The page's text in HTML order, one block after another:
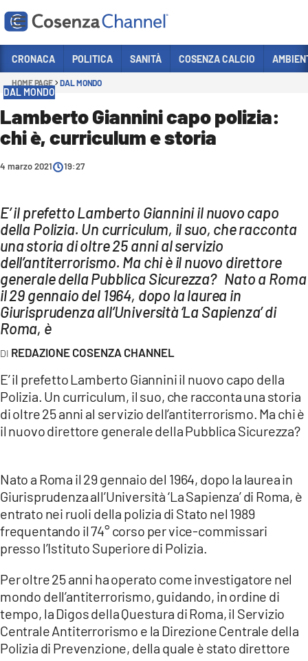
Sezioni
POLITICA
ITALIA MONDO
SANITÀ
SPORT
CULTURA
AMBIENTE
Streaming
LAC NETWORK
LAC ONAIR
LACPLAY.IT
LACTV.IT
LACONAIR.IT
ILREGGINO.IT
COSENZACHANNEL.IT
ILVIBONESE.IT
CRONACA POLITICA SANITÀ COSENZA CALCIO
HOME PAGE DAL MONDO
DAL MONDO
Lamberto Giannini capo polizia:
chi è, curriculum e storia
4 marzo 2021 19:27
E’ il prefetto Lamberto Giannini il nuovo capo
della Polizia. Un curriculum, il suo, che racconta
una storia di oltre 25 anni al servizio
dell’antiterrorismo. Ma chi è il nuovo direttore
generale della Pubblica Sicurezza? Nato a Roma
il 29 gennaio del 1964, dopo la laurea in
Giurisprudenza all’Università ‘La Sapienza’ di
Roma, è
REDAZIONE COSENZA CHANNEL
E’ il prefetto Lamberto Giannini il nuovo capo della
Polizia. Un curriculum, il suo, che racconta una storia
di oltre 25 anni al servizio dell’antiterrorismo. Ma chi è
il nuovo direttore generale della Pubblica Sicurezza?
Nato a Roma il 29 gennaio del 1964, dopo la laurea in
Giurisprudenza all’Università ‘La Sapienza’ di Roma, è
entrato nei ruoli della polizia di Stato nel 1989
frequentando il 74° corso per vice-commissari
presso l’Istituto Superiore di Polizia.
Per oltre 25 anni ha operato come investigatore nel
mondo dell’antiterrorismo, guidando, in ordine di
tempo, la Digos della Questura di Roma, il Servizio
Centrale Antiterrorismo e la Direzione Centrale della
Polizia di Prevenzione, della quale è stato direttore